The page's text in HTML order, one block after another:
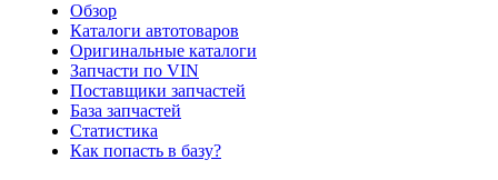
Обзор
Каталоги автотоваров
Оригинальные каталоги
Запчасти по VIN
Поставщики запчастей
База запчастей
Статистика
Как попасть в базу?